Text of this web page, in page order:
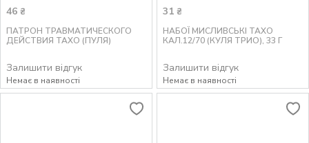
46 ₴
ПАТРОН ТРАВМАТИЧЕСКОГО
ДЕЙСТВИЯ ТАХО (ПУЛЯ)
Залишити відгук
Немає в наявності
31 ₴
НАБОЇ МИСЛИВСЬКІ ТАХО
КАЛ.12/70 (КУЛЯ ТРИО), 33 Г
Залишити відгук
Немає в наявності